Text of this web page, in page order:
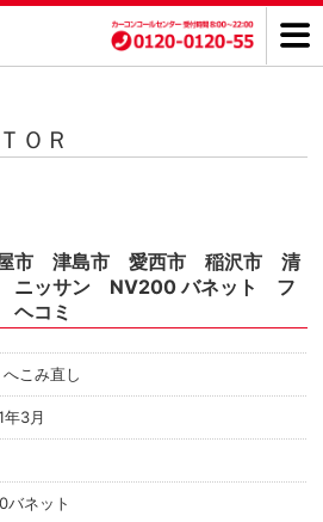
ＯＲ
市 津島市 愛西市 稲沢市 清
ッサン NV200 バネット フ
コミ
こみ直し
年3月
バネット